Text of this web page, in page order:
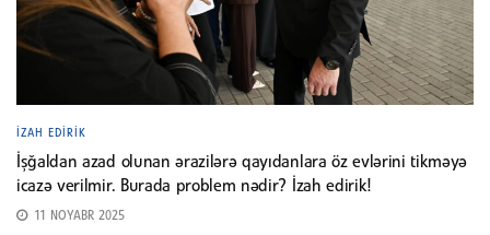
İZAH EDIRIK
İşğaldan azad olunan ərazilərə qayıdanlara öz evlərini tikməyə
icazə verilmir. Burada problem nədir? İzah edirik!
11 NOYABR 2025